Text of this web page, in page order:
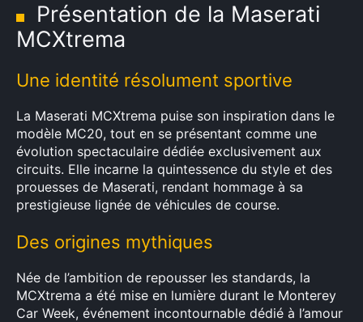
Présentation de la Maserati
MCXtrema
Une identité résolument sportive
La Maserati MCXtrema puise son inspiration dans le
modèle MC20, tout en se présentant comme une
évolution spectaculaire dédiée exclusivement aux
circuits. Elle incarne la quintessence du style et des
prouesses de Maserati, rendant hommage à sa
prestigieuse lignée de véhicules de course.
Des origines mythiques
Née de l’ambition de repousser les standards, la
MCXtrema a été mise en lumière durant le Monterey
Car Week, événement incontournable dédié à l’amour